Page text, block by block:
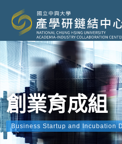
創業育成組
Business Startup and Incubation